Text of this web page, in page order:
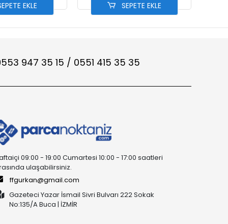
EKLE SEPETE EKLE
947 35 15 / 0551 415 35 35
09:00 - 19:00 Cumartesi 10:00 - 17:00 saatleri
ulaşabilirsiniz.
ffgurkan@gmail.com
Gazeteci Yazar İsmail Sivri Bulvarı 222 Sokak
No:135/A Buca | İZMİR